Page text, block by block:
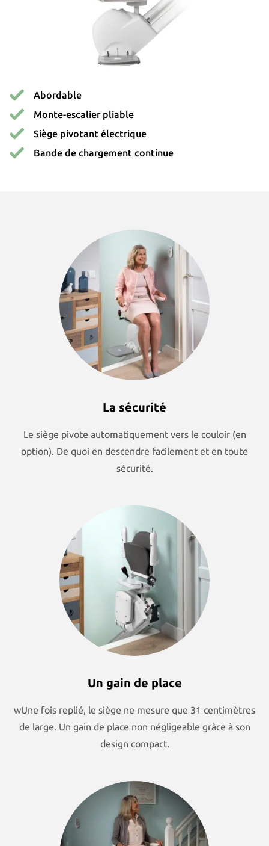
Otolift Modul-Air Smart
Otolift Two
Otolift Line
Abordable
Monte-escalier pliable
Siège pivotant électrique
Bande de chargement continue
La sécurité
Le siège pivote automatiquement vers le couloir (en
option). De quoi en descendre facilement et en toute
sécurité.
Un gain de place
wUne fois replié, le siège ne mesure que 31 centimètres
de large. Un gain de place non négligeable grâce à son
design compact.